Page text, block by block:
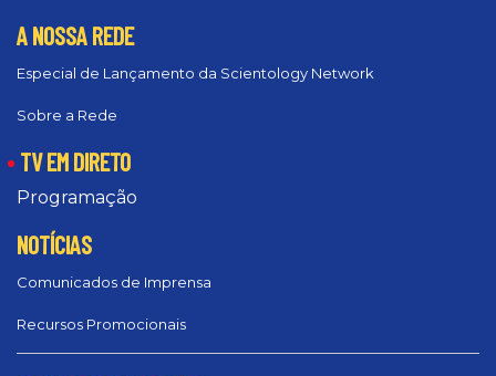
A NOSSA REDE
Especial de Lançamento da Scientology Network
Sobre a Rede
TV EM DIRETO
Programação
NOTÍCIAS
Comunicados de Imprensa
Recursos Promocionais